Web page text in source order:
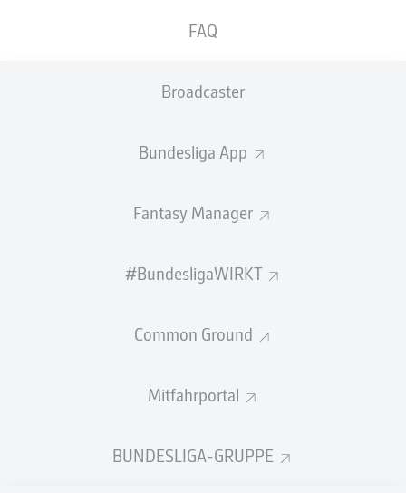
FAQ
Broadcaster
Bundesliga App
Fantasy Manager
#BundesligaWIRKT
Common Ground
Mitfahrportal
BUNDESLIGA-GRUPPE